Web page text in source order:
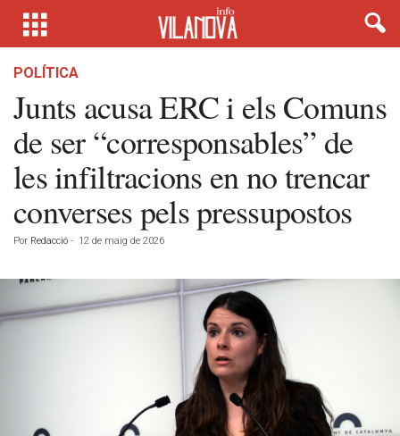
POLÍTICA
Junts acusa ERC i els Comuns
de ser “corresponsables” de
les infiltracions en no trencar
converses pels pressupostos
Por Redacció - 12 de maig de 2026